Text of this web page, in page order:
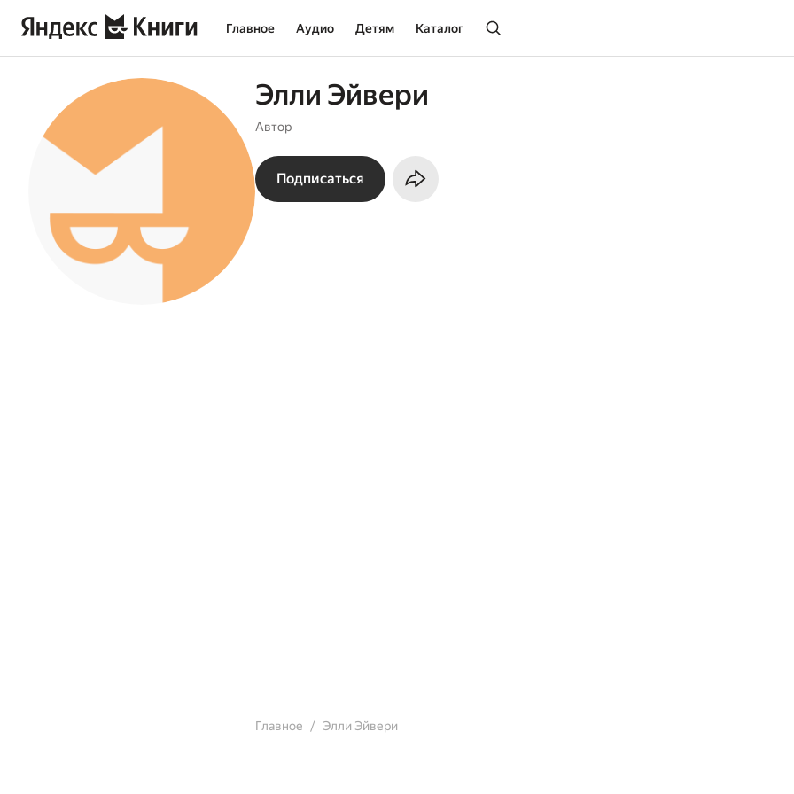
Главное Аудио Детям Каталог
Элли Эйвери
Автор
Подписаться
Главное Элли Эйвери